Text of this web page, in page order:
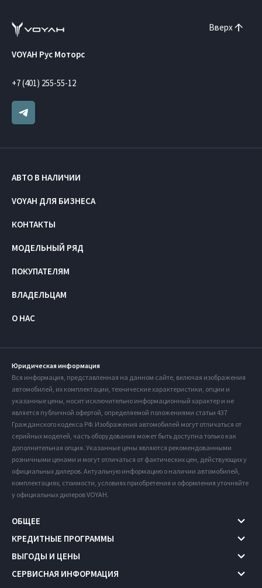
Вверх
VOYAH Рус Моторс
+7 (401) 255-55-12
АВТО В НАЛИЧИИ
VOYAH ДЛЯ БИЗНЕСА
КОНТАКТЫ
МОДЕЛЬНЫЙ РЯД
ПОКУПАТЕЛЯМ
ВЛАДЕЛЬЦАМ
О НАС
Юридическая информация
Вся информация, представленная на данном сайте, включая изображения
автомобилей, их комплектации, технические характеристики, опции и
указанные цены, носит исключительно информационный характер и не
является публичной офертой, определяемой положениями статьи 437
Гражданского кодекса РФ. Изображения автомобилей могут отличаться от
серийных моделей, часть оборудования может быть доступна только как
дополнительная опция. Указанные цены являются рекомендованными
розничными ценами и могут отличаться от фактических цен, действующих у
официальных дилеров. Актуальную информацию о наличии автомобилей,
комплектациях, стоимости, условиях приобретения и оформления уточняйте
у официальных дилеров VOYAH.
ОБЩЕЕ
КРЕДИТНЫЕ ПРОГРАММЫ
ВЫГОДЫ И ЦЕНЫ
СЕРВИСНАЯ ИНФОРМАЦИЯ